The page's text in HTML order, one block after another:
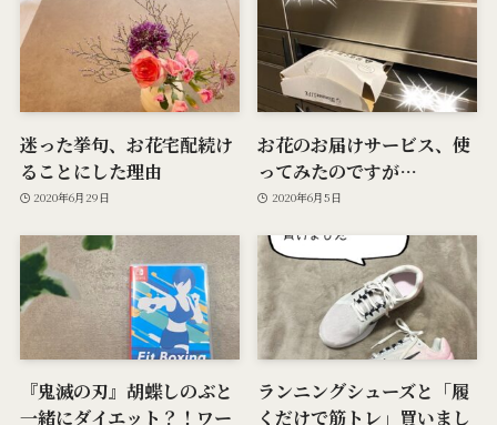
迷った挙句、お花宅配続け
ることにした理由
2020年6月29日
お花のお届けサービス、使
ってみたのですが…
2020年6月5日
『鬼滅の刃』胡蝶しのぶと
一緒にダイエット？！ワー
ランニングシューズと「履
くだけで筋トレ」買いまし